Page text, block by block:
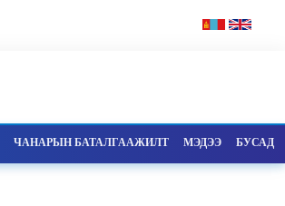
ЧАНАРЫН БАТАЛГААЖИЛТ МЭДЭЭ БУСАД